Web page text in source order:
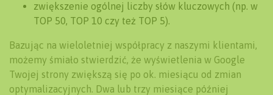
zwiększenie ogólnej liczby słów kluczowych (np. w
TOP 50, TOP 10 czy też TOP 5).
Bazując na wieloletniej współpracy z naszymi klientami,
możemy śmiało stwierdzić, że wyświetlenia w Google
Twojej strony zwiększą się po ok. miesiącu od zmian
optymalizacyjnych. Dwa lub trzy miesiące później